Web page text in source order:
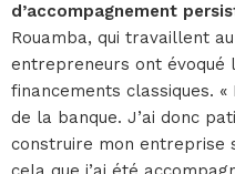
d’accompagnement
Rouamba, qui travaillent
entrepreneurs ont évoqué
financements classiques.
de la banque. J’ai donc
construire mon entreprise